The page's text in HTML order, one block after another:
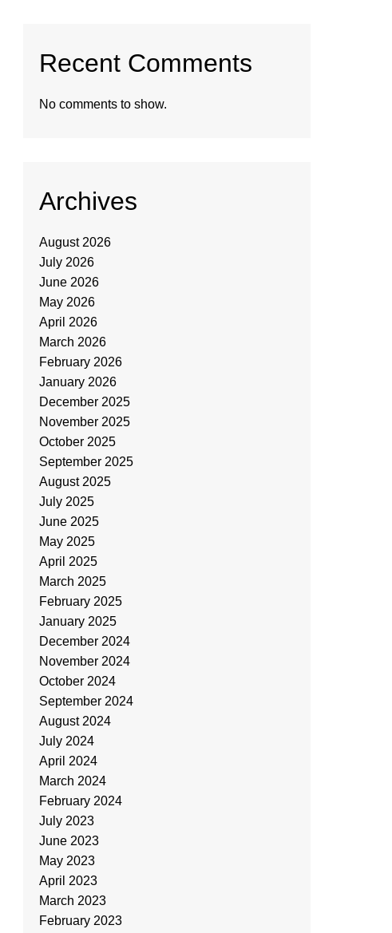
Recent Comments
No comments to show.
Archives
August 2026
July 2026
June 2026
May 2026
April 2026
March 2026
February 2026
January 2026
December 2025
November 2025
October 2025
September 2025
August 2025
July 2025
June 2025
May 2025
April 2025
March 2025
February 2025
January 2025
December 2024
November 2024
October 2024
September 2024
August 2024
July 2024
April 2024
March 2024
February 2024
July 2023
June 2023
May 2023
April 2023
March 2023
February 2023